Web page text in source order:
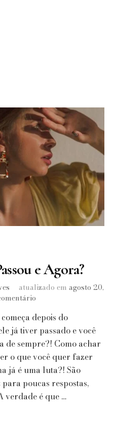
e Agora?
atualizado em agosto 20,
Carnaval
Passou
e
depois do
já tiver passado e você
de sempre?! Como achar
o que você quer fazer
já é uma luta?! São
poucas respostas,
verdade é que …